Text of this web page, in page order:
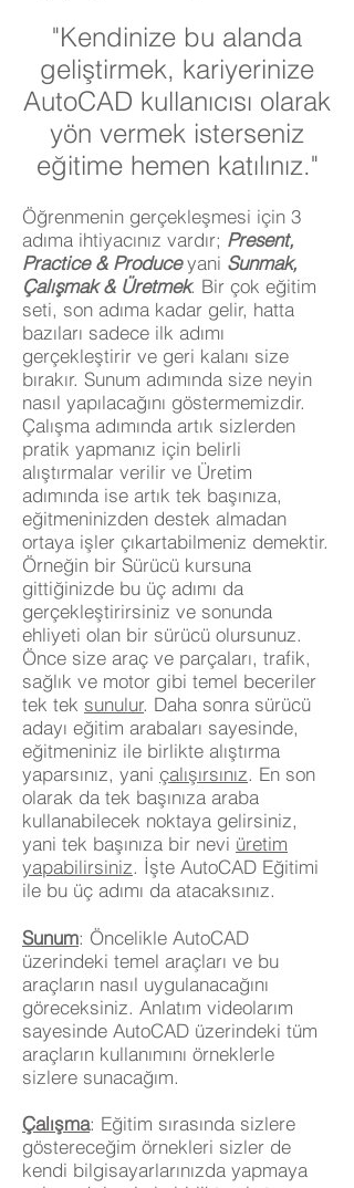
"Kendinize bu alanda
geliştirmek, kariyerinize
AutoCAD kullanıcısı olarak
yön vermek isterseniz
eğitime hemen katılınız."
Öğrenmenin gerçekleşmesi için 3
adıma ihtiyacınız vardır; Present,
Practice & Produceyani Sunmak,
Çalışmak & Üretmek. Bir çok eğitim
seti, son adıma kadar gelir, hatta
bazıları sadece ilk adımı
gerçekleştirir ve geri kalanı size
bırakır. Sunum adımında size neyin
nasıl yapılacağını göstermemizdir.
Çalışma adımında artık sizlerden
pratik yapmanız için belirli
alıştırmalar verilir ve Üretim
adımında ise artık tek başınıza,
eğitmeninizden destek almadan
ortaya işler çıkartabilmeniz demektir.
Örneğin bir Sürücü kursuna
gittiğinizde bu üç adımı da
gerçekleştirirsiniz ve sonunda
ehliyeti olan bir sürücü olursunuz.
Önce size araç ve parçaları, trafik,
sağlık ve motor gibi temel beceriler
tek tek sunulur. Daha sonra sürücü
adayı eğitim arabaları sayesinde,
eğitmeniniz ile birlikte alıştırma
yaparsınız, yani çalışırsınız. En son
olarak da tek başınıza araba
kullanabilecek noktaya gelirsiniz,
yani tek başınıza bir nevi üretim
yapabilirsiniz. İşte AutoCAD Eğitimi
ile bu üç adımı da atacaksınız.
Sunum: Öncelikle AutoCAD
üzerindeki temel araçları ve bu
araçların nasıl uygulanacağını
göreceksiniz. Anlatım videolarım
sayesinde AutoCAD üzerindeki tüm
araçların kullanımını örneklerle
sizlere sunacağım.
Çalışma: Eğitim sırasında sizlere
göstereceğim örnekleri sizler de
kendi bilgisayarlarınızda yapmaya